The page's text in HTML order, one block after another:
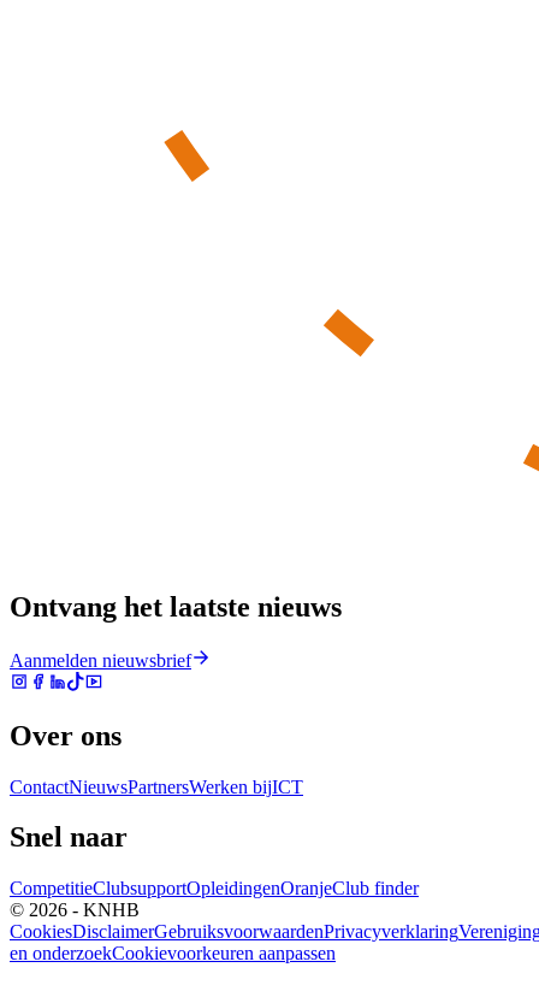
Ontvang het laatste nieuws
Aanmelden nieuwsbrief
Over ons
ContactNieuwsPartnersWerken bijICT
Snel naar
CompetitieClubsupportOpleidingenOranjeClub finder
© 2026 - KNHB
CookiesDisclaimerGebruiksvoorwaardenPrivacyverklaring
en onderzoekCookievoorkeuren aanpassen